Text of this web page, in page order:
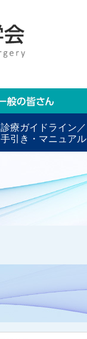
診療ガイドライン／
手引き・マニュアル